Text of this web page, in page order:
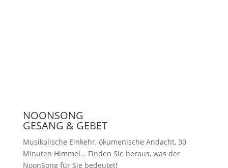
NOONSONG
GESANG & GEBET
Musikalische Einkehr, ökumenische Andacht, 30
Minuten Himmel… Finden Sie heraus, was der
NoonSong für Sie bedeutet!